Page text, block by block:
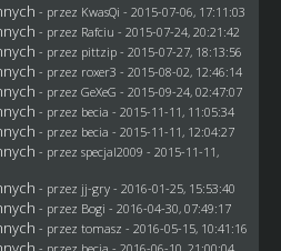
- przez KwasQi - 2015-07-06, 17:11:03
- przez Rafciu - 2015-07-24, 20:21:42
- przez pittzip- 2015-07-27, 18:13:56
- przez roxer3 - 2015-08-02, 12:46:14
- przez GeXeG - 2015-09-24, 02:47:07
- przez becia - 2015-11-11, 11:05:34
- przez becia - 2015-11-11, 12:04:27
- przez specjal2009 - 2015-11-11,
- przez jj-gry- 2016-01-25, 15:53:40
- przez Bogi - 2016-04-30, 07:49:17
- przez tomasz - 2016-05-15, 10:41:16